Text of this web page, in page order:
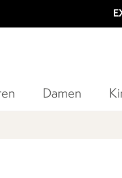
Damen